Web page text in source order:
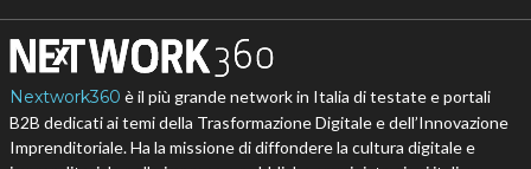
Nextwork360 è il più grande network in Italia di testate e portali
B2B dedicati ai temi della Trasformazione Digitale e dell’Innovazione
Imprenditoriale. Ha la missione di diffondere la cultura digitale e